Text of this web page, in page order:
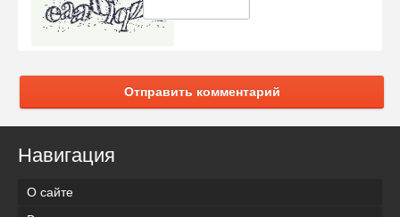
Отправить комментарий
Навигация
О сайте